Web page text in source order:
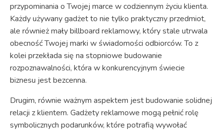
przypominania o Twojej marce w codziennym życiu klienta.
Każdy używany gadżet to nie tylko praktyczny przedmiot,
ale również mały billboard reklamowy, który stale utrwala
obecność Twojej marki w świadomości odbiorców. To z
kolei przekłada się na stopniowe budowanie
rozpoznawalności, która w konkurencyjnym świecie
biznesu jest bezcenna.
Drugim, równie ważnym aspektem jest budowanie solidnej
relacji z klientem. Gadżety reklamowe mogą pełnić rolę
symbolicznych podarunków, które potrafią wywołać